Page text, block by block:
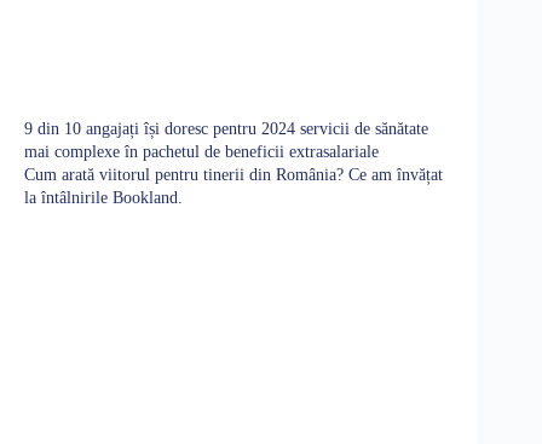
9 din 10 angajați își doresc pentru 2024 servicii de sănătate
mai complexe în pachetul de beneficii extrasalariale
Cum arată viitorul pentru tinerii din România? Ce am învățat
la întâlnirile Bookland.